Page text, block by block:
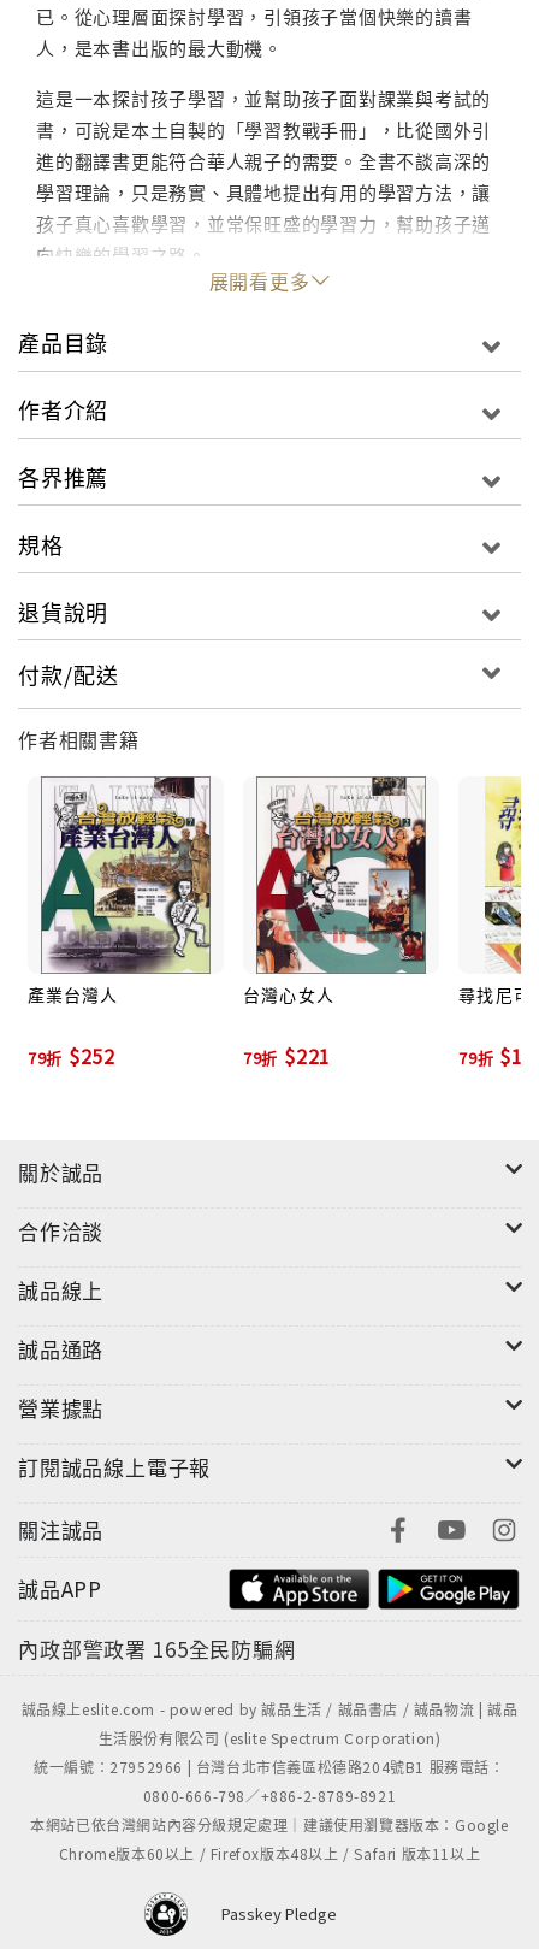
已。從心理層面探討學習，引領孩子當個快樂的讀書
人，是本書出版的最大動機。
這是一本探討孩子學習，並幫助孩子面對課業與考試的
書，可說是本土自製的「學習教戰手冊」，比從國外引
進的翻譯書更能符合華人親子的需要。全書不談高深的
學習理論，只是務實、具體地提出有用的學習方法，讓
孩子真心喜歡學習，並常保旺盛的學習力，幫助孩子邁
向快樂的學習之路。
展開看更多
產品目錄
作者介紹
各界推薦
規格
退貨說明
付款/配送
作者相關書籍
產業台灣人
79折 $252
台灣心女人
79折 $221
尋找尼可
79折
關於誠品
合作洽談
誠品線上
誠品通路
營業據點
訂閱誠品線上電子報
關注誠品
誠品APP
內政部警政署 165全民防騙網
誠品線上eslite.com - powered by 誠品生活 / 誠品書店 / 誠品物流 | 誠品
生活股份有限公司 (eslite Spectrum Corporation)
統一編號：27952966 | 台灣台北市信義區松德路204號B1 服務電話：
0800-666-798／+886-2-8789-8921
本網站已依台灣網站內容分級規定處理｜建議使用瀏覽器版本：Google
Chrome版本60以上 / Firefox版本48以上 / Safari 版本11以上
Passkey Pledge